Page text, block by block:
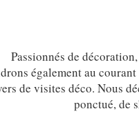
Passionnés de
également au
de visites déco. Nous
ponctué, de